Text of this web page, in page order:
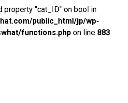
property "cat_ID" on bool in
public_html/jp/wp-
functions.php on line 883